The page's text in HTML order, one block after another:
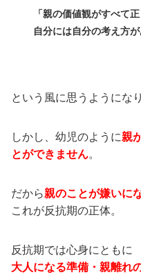
「親の価値観がすべて
自分には自分の考え方が
という風に思うようにな
しかし、幼児のように親
とができません。
だから親のことが嫌いに
これが反抗期の正体。
反抗期では心身にともに
大人になる準備・親離れ